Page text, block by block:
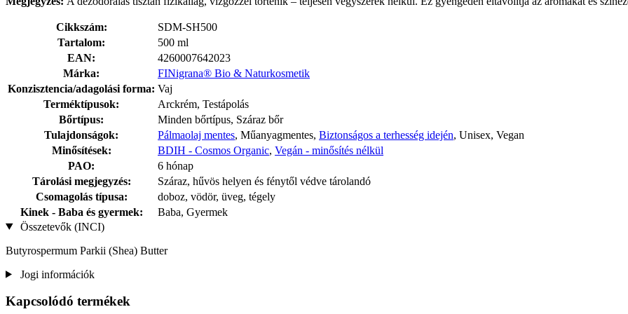
Cikkszám:
SDM-SH500
Tartalom:
500 ml
EAN:
4260007642023
Márka:
FINigrana® Bio & Naturkosmetik
Konzisztencia/adagolási forma: Vaj
Terméktípusok:
Arckrém, Testápolás
Bőrtípus:
Minden bőrtípus, Száraz bőr
Tulajdonságok:
Pálmaolaj mentes, Műanyagmentes, Biztonságos a terhesség idején, Unisex, Vegan
Minősítések:
BDIH - Cosmos Organic, Vegán - minősítés nélkül
PAO:
6 hónap
Tárolási megjegyzés:
Száraz, hűvös helyen és fénytől védve tárolandó
Csomagolás típusa:
doboz, vödör, üveg, tégely
Kinek - Baba és gyermek:
Baba, Gyermek
Összetevők (INCI)
Butyrospermum Parkii (Shea) Butter
Jogi információk
Kapcsolódó termékek